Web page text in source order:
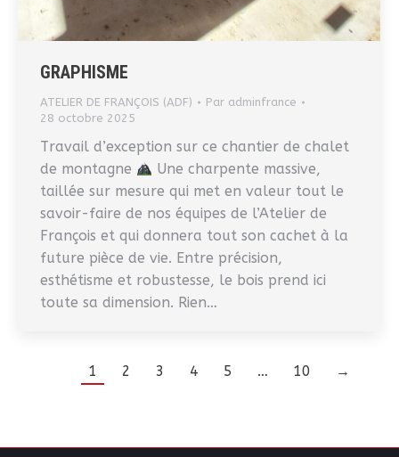
GRAPHISME
ATELIER DE FRANÇOIS (ADF) Par adminfrance
28 octobre 2025
Travail d’exception sur ce chantier de chalet
de montagne
Une charpente massive,
taillée sur mesure qui met en valeur tout le
savoir-faire de nos équipes de l’Atelier de
François et qui donnera tout son cachet à la
future pièce de vie. Entre précision,
esthétisme et robustesse, le bois prend ici
toute sa dimension. Rien…
1 2 3 4 5 … 10 →